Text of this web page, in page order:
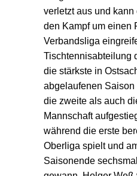
verletzt aus und kann
den Kampf um einen
Verbandsliga
Tischtennisabteilung
die stärkste in
abgelaufenen Saison
die zweite als auch
Mannschaft
während die erste
Oberliga spielt und
Saisonende